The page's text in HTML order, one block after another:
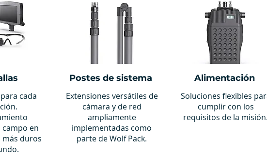
cada
en
duros
Postes de sistema
Extensiones versátiles de
cámara y de red
ampliamente
implementadas como
parte de Wolf Pack.
Alimentación
Soluciones flexibles
cumplir con los
requisitos de la misión.